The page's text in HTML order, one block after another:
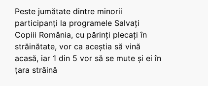
Peste jumătate dintre minorii
participanți la programele Salvați
Copiii România, cu părinți plecați în
străinătate, vor ca aceștia să vină
acasă, iar 1 din 5 vor să se mute și ei în
țara străină